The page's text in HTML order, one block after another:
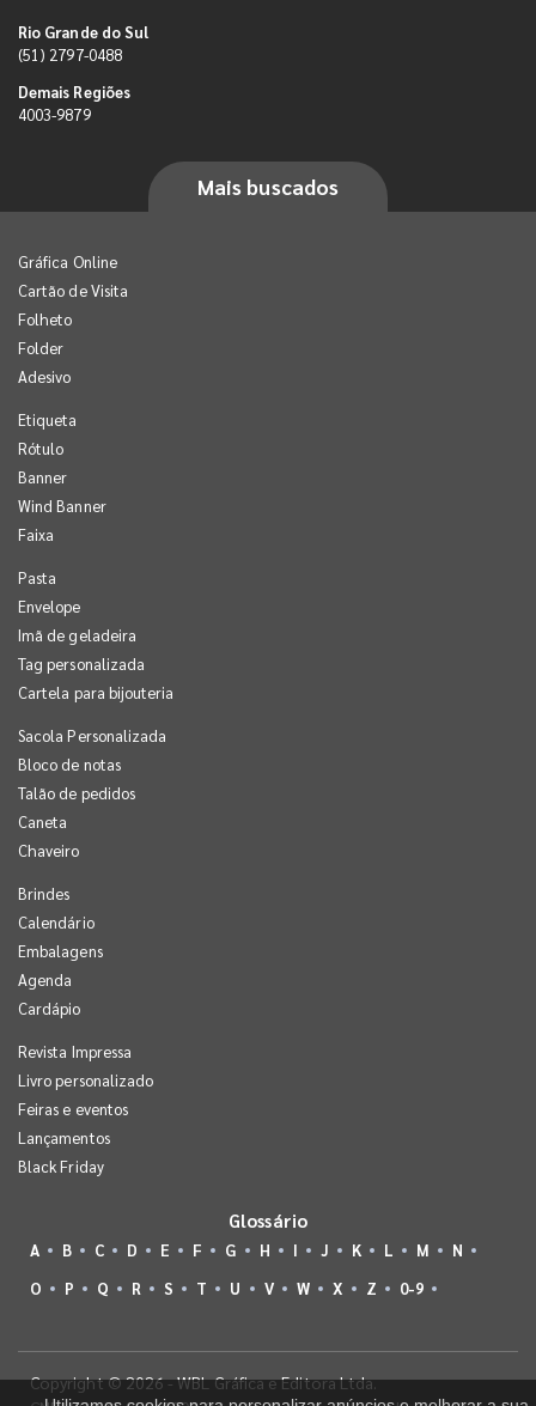
Rio Grande do Sul
(51) 2797-0488
Demais Regiões
4003-9879
Mais buscados
Gráfica Online
Cartão de Visita
Folheto
Folder
Adesivo
Etiqueta
Rótulo
Banner
Wind Banner
Faixa
Pasta
Envelope
Imã de geladeira
Tag personalizada
Cartela para bijouteria
Sacola Personalizada
Bloco de notas
Talão de pedidos
Caneta
Chaveiro
Brindes
Calendário
Embalagens
Agenda
Cardápio
Revista Impressa
Livro personalizado
Feiras e eventos
Lançamentos
Black Friday
Glossário
A B C D E F G H I J K L M
N
O
P Q R S T U V W X Z 0-9
Copyright © 2026 - WBL Gráfica e Editora Ltda.